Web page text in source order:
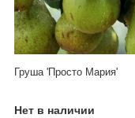
Груша 'Просто Мария'
Нет в наличии